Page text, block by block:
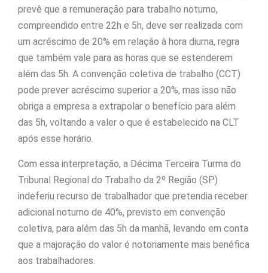
prevê que a remuneração para trabalho noturno,
compreendido entre 22h e 5h, deve ser realizada com
um acréscimo de 20% em relação à hora diurna, regra
que também vale para as horas que se estenderem
além das 5h. A convenção coletiva de trabalho (CCT)
pode prever acréscimo superior a 20%, mas isso não
obriga a empresa a extrapolar o benefício para além
das 5h, voltando a valer o que é estabelecido na CLT
após esse horário.
Com essa interpretação, a Décima Terceira Turma do
Tribunal Regional do Trabalho da 2º Região (SP)
indeferiu recurso de trabalhador que pretendia receber
adicional noturno de 40%, previsto em convenção
coletiva, para além das 5h da manhã, levando em conta
que a majoração do valor é notoriamente mais benéfica
aos trabalhadores.